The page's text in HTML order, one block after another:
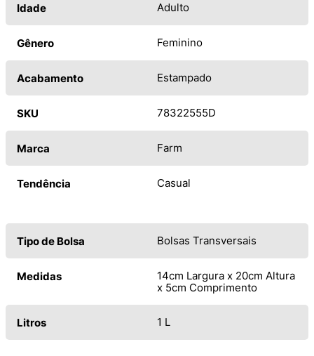
Idade Adulto
Gênero Feminino
Acabamento Estampado
SKU 78322555D
Marca Farm
Tendência Casual
Tipo de Bolsa Bolsas Transversais
Medidas
14cm Largura x 20cm Altura
x 5cm Comprimento
Litros 1 L